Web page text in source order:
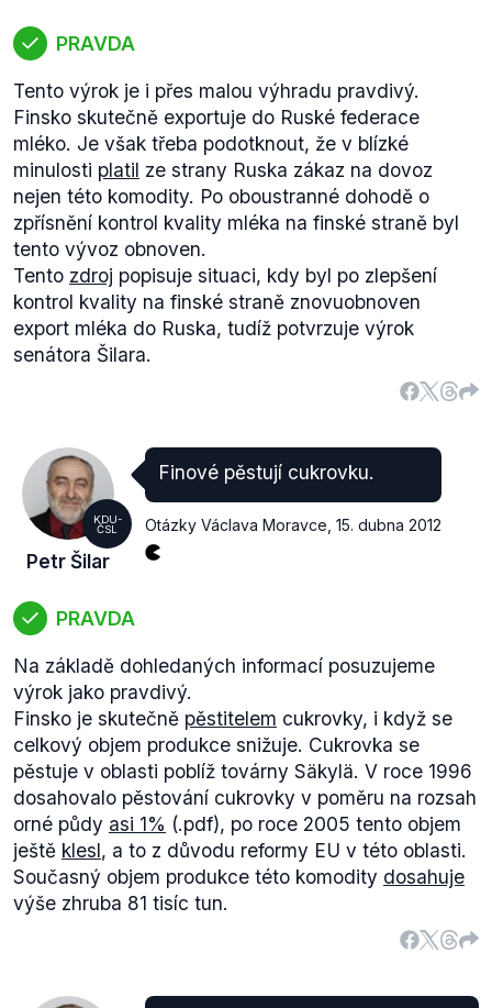
PRAVDA
Tento výrok je i přes malou výhradu pravdivý.
Finsko skutečně exportuje do Ruské federace
mléko. Je však třeba podotknout, že v blízké
minulosti platil ze strany Ruska zákaz na dovoz
nejen této komodity. Po oboustranné dohodě o
zpřísnění kontrol kvality mléka na finské straně byl
tento vývoz obnoven.
Tento zdroj popisuje situaci, kdy byl po zlepšení
kontrol kvality na finské straně znovuobnoven
export mléka do Ruska, tudíž potvrzuje výrok
senátora Šilara.
KDU-
ČSL
Petr Šilar
Finové pěstují cukrovku.
Otázky Václava Moravce 15. dubna 2012
PRAVDA
Na základě dohledaných informací posuzujeme
výrok jako pravdivý.
Finsko je skutečně pěstitelem cukrovky, i když se
celkový objem produkce snižuje. Cukrovka se
pěstuje v oblasti poblíž továrny Säkylä. V roce 1996
dosahovalo pěstování cukrovky v poměru na rozsah
orné půdy asi 1% (.pdf), po roce 2005 tento objem
ještě klesl, a to z důvodu reformy EU v této oblasti.
Současný objem produkce této komodity dosahuje
výše zhruba 81 tisíc tun.